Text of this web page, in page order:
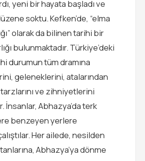
yeni bir hayata başladı ve
soktu. Kefken’de, “elma
olarak da bilinen tarihi bir
bulunmaktadır. Türkiye’deki
durumun tüm dramına
geleneklerini, atalarından
ve zihniyetlerini
İnsanlar, Abhazya’da terk
benzeyen yerlere
Her ailede, nesilden
Abhazya’ya dönme